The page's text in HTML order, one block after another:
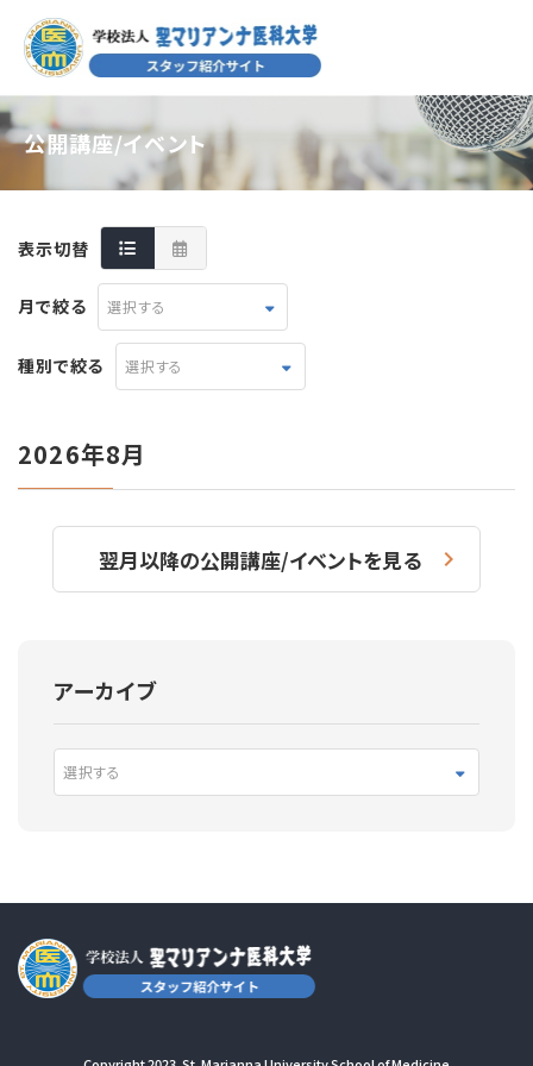
公開講座/イベント
表示切替
月で絞る 選択する
種別で絞る 選択する
2026年8月
翌月以降の公開講座/イベントを見る
アーカイブ
選択する